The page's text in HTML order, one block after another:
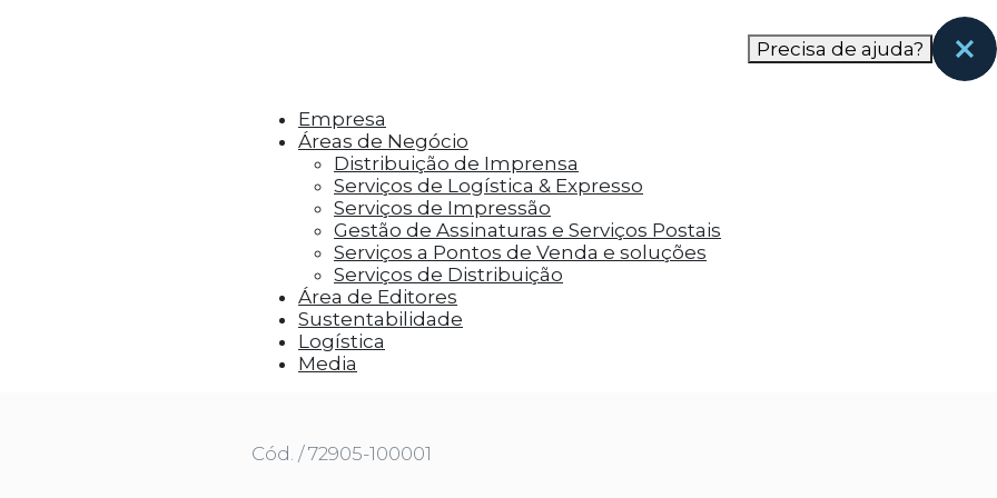
aos visitantes anúncios personalizados com base nas páginas que eles visitaram antes e analisar a
Precisa de ajuda?
Empresa
Áreas de Negócio
Distribuição de Imprensa
Serviços de Logística & Expresso
Serviços de Impressão
Gestão de Assinaturas e Serviços Postais
Serviços a Pontos de Venda e soluções
Serviços de Distribuição
Área de Editores
Sustentabilidade
Logística
Media
Cód. / 72905-100001